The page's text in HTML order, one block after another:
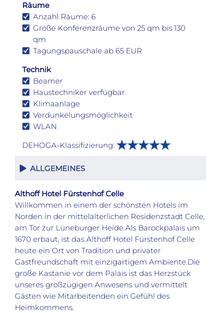
Räume
Anzahl Räume: 6
Größe Konferenzräume von 25 qm bis 130
qm
Tagungspauschale ab 65 EUR
Technik
Beamer
Haustechniker verfügbar
Klimaanlage
Verdunkelungsmöglichkeit
WLAN
DEHOGA-Klassifizierung:
ALLGEMEINES
Althoff Hotel Fürstenhof Celle
Willkommen in einem der schönsten Hotels im
Norden in der mittelalterlichen Residenzstadt Celle,
am Tor zur Lüneburger Heide.Als Barockpalais um
1670 erbaut, ist das Althoff Hotel Fürstenhof Celle
heute ein Ort von Tradition und privater
Gastfreundschaft mit einzigartigem Ambiente.Die
große Kastanie vor dem Palais ist das Herzstück
unseres großzügigen Anwesens und vermittelt
Gästen wie Mitarbeitenden ein Gefühl des
Heimkommens.